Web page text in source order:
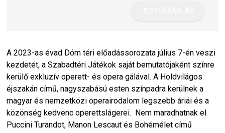
A 2023-as évad Dóm téri előadássorozata július 7-én veszi
kezdetét, a Szabadtéri Játékok saját bemutatójaként színre
kerülő exkluzív operett- és opera gálával. A Holdvilágos
éjszakán című, nagyszabású esten színpadra kerülnek a
magyar és nemzetközi operairodalom legszebb áriái és a
közönség kedvenc operettslágerei. Nem maradhatnak el
Puccini Turandot, Manon Lescaut és Bohémélet című